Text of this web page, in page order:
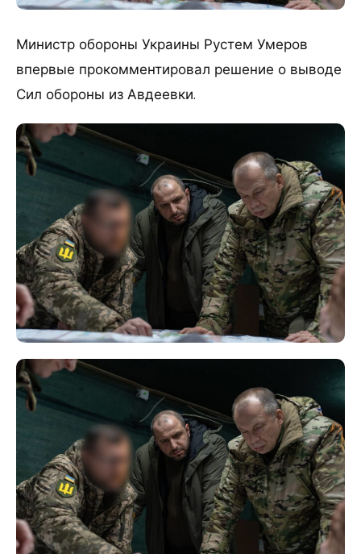
Министр обороны Украины Рустем Умеров
впервые прокомментировал решение о выводе
Сил обороны из Авдеевки.